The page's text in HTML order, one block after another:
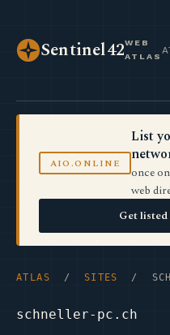
Sentinel42WEB
ATLAS
AIO.ONLINE
List
once
web
Get
ATLAS / SITES /
schneller-pc.ch